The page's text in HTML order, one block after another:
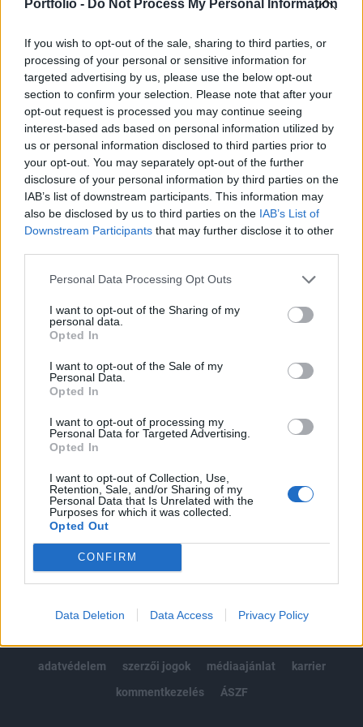
Portfolio - Do Not Process My Personal Information
If you wish to opt-out of the sale, sharing to third parties, or
processing of your personal or sensitive information for
targeted advertising by us, please use the below opt-out
section to confirm your selection. Please note that after your
opt-out request is processed you may continue seeing
interest-based ads based on personal information utilized by
us or personal information disclosed to third parties prior to
your opt-out. You may separately opt-out of the further
disclosure of your personal information by third parties on the
IAB’s list of downstream participants. This information may
also be disclosed by us to third parties on the IAB’s List of
Downstream Participants that may further disclose it to other
Personal Data Processing Opt Outs
I want to opt-out of the Sharing of my
personal data.
Opted In
I want to opt-out of the Sale of my
Personal Data.
Opted In
I want to opt-out of processing my
Personal Data for Targeted Advertising.
Opted In
I want to opt-out of Collection, Use,
Retention, Sale, and/or Sharing of my
Personal Data that Is Unrelated with the
Purposes for which it was collected.
Opted Out
CONFIRM
Data Deletion Data Access Privacy Policy
Olasz sajtóértesülések szerint január 7-ig dől el Giuseppe
Conte kormányának sorsa. Az általában jól informált
Affaritaliani hírportál több mint kilencven százalékra
becsülte a kormányválság esélyét. Más források
ugyanakkor a kormányátalakítás lehetőségével számolnak.
Ultimátumot a Matteo Renzi vezette, három százalék körüli
Élő Olaszország (IV) kormánypárt...
KEDVES OLVASÓNK!
A keresett cikk a portfolio.hu hírarchívumához
tartozik, melynek olvasása előfizetéses
Az előfizetés a következőket tartalmazza:
Kötéslisták: BÉT elmúlt 2 év napon belüli
kötéslistái
Előfizetés
MÁR ELŐFIZETŐNK VAGY?BEJELENTKEZÉS
© 2026 Portfolio
adatvédelem
szerzői jogok médiaajánlat
karrier
kommentkezelés
ÁSZF